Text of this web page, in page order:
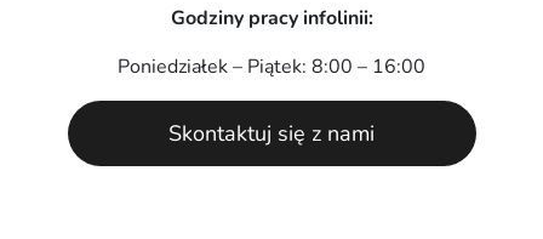
Godziny pracy infolinii:
Poniedziałek – Piątek: 8:00 – 16:00
Skontaktuj się z nami